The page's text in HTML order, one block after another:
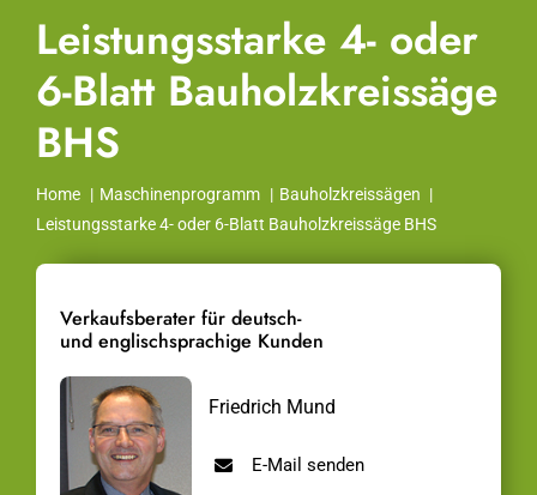
Leistungsstarke 4- oder
6-Blatt Bauholzkreissäge
BHS
Home Maschinenprogramm
Bauholzkreissägen
Leistungsstarke 4- oder 6-Blatt Bauholzkreissäge BHS
Verkaufsberater für deutsch-
und englischsprachige Kunden
Friedrich Mund
E-Mail senden